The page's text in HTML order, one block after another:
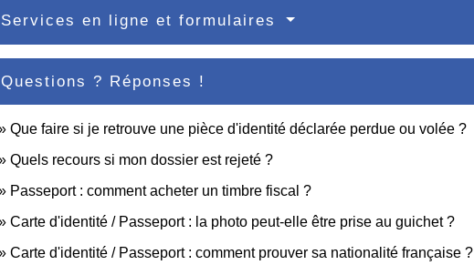
Services en ligne et formulaires
Questions ? Réponses !
Que faire si je retrouve une pièce d'identité déclarée perdue ou volée ?
Quels recours si mon dossier est rejeté ?
Passeport : comment acheter un timbre fiscal ?
Carte d'identité / Passeport : la photo peut-elle être prise au guichet ?
Carte d'identité / Passeport : comment prouver sa nationalité française ?